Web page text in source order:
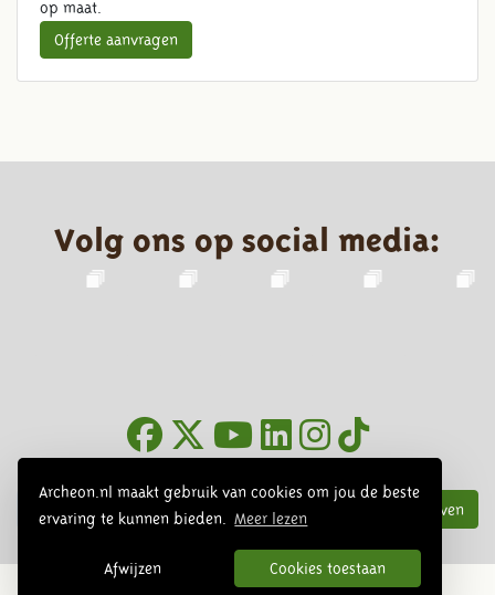
Archeon.nl maakt gebruik van cookies om jou de beste
ervaring te kunnen bieden.
Meer lezen
Afwijzen Cookies toestaan
op maat.
Offerte aanvragen
Volg ons op social media:
Inschrijven